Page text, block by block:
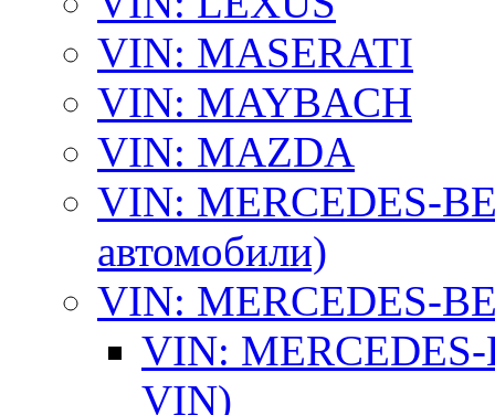
VIN: MASERATI
VIN: MAYBACH
VIN: MAZDA
VIN: MERCEDES-
автомобили)
VIN: MERCEDES-
VIN: MERCEDES-
VIN)